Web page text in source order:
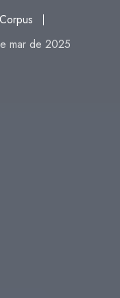
mar de 2025